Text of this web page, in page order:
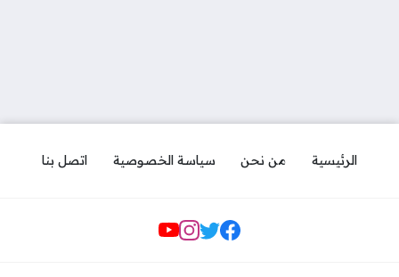
الرئيسية من نحن سياسة الخصوصية اتصل بنا
مواقع التواصل